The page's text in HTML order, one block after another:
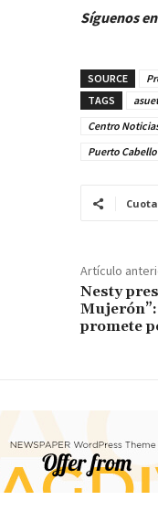
Síguenos en
SOURCE
TAGS
Centro
Puerto Cabello
Cuota
Artículo
Nesty
promete